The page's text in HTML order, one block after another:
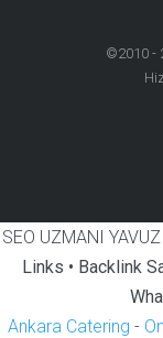
©2010 -
SEO UZMANI
Links • Backlink
Ankara Catering -